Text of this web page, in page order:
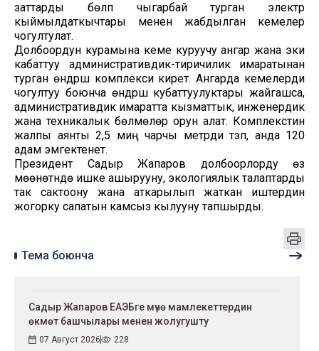
заттарды бөлүп чыгарбай турган электр
кыймылдаткычтары менен жабдылган кемелер
чогултулат.
Долбоордун курамына кеме куруучу ангар жана эки
кабаттуу административдик-тиричилик имаратынан
турган өндүрүш комплекси кирет. Ангарда кемелерди
чогултуу боюнча өндүрүш кубаттуулуктары жайгашса,
административдик имаратта кызматтык, инженердик
жана техникалык бөлмөлөр орун алат. Комплекстин
жалпы аянты 2,5 миң чарчы метрди түзүп, анда 120
адам эмгектенет.
Президент Садыр Жапаров долбоорлорду өз
мөөнөтүндө ишке ашырууну, экологиялык талаптарды
так сактоону жана аткарылып жаткан иштердин
жогорку сапатын камсыз кылууну тапшырды.
Тема боюнча
Садыр Жапаров ЕАЭБге мүчө мамлекеттердин
өкмөт башчылары менен жолугушту
07 Август 2026 228